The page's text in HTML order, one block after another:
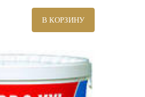
В КОРЗИНУ